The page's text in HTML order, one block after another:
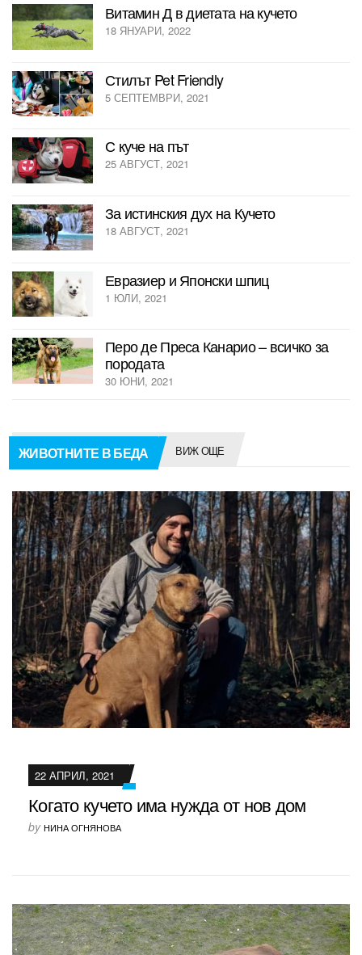
Витамин Д в диетата на кучето
18 ЯНУАРИ, 2022
Стилът Pet Friendly
5 СЕПТЕМВРИ, 2021
С куче на път
25 АВГУСТ, 2021
За истинския дух на Кучето
18 АВГУСТ, 2021
Евразиер и Японски шпиц
1 ЮЛИ, 2021
Перо де Преса Канарио – всичко за
породата
30 ЮНИ, 2021
ЖИВОТНИТЕ В БЕДА ВИЖ ОЩЕ
22 АПРИЛ, 2021
Когато кучето има нужда от нов дом
by НИНА ОГНЯНОВА